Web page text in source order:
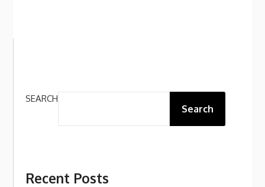
SEARCH
Search
Recent Posts